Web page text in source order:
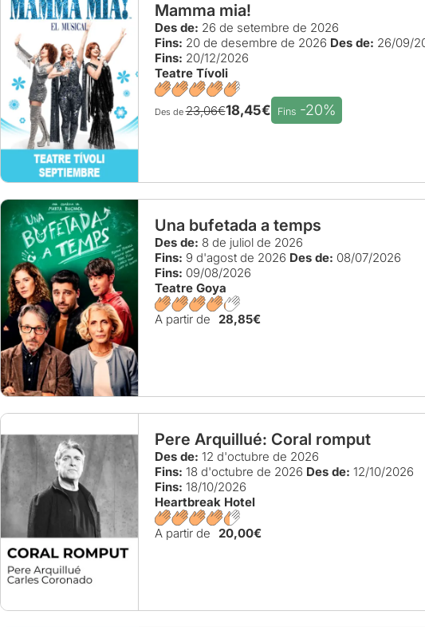
Mamma mia!
Des de: 26 de setembre de 2026
Fins: 20 de desembre de 2026 Des de: 26/09/
Fins: 20/12/2026
Teatre Tívoli
Des de23,06€18,45€ Fins -20%
Una bufetada a temps
Des de: 8 de juliol de 2026
Fins: 9 d'agost de 2026 Des de: 08/07/2026
Fins: 09/08/2026
Teatre Goya
A partir de 28,85€
Pere Arquillué: Coral romput
Des de: 12 d'octubre de 2026
Fins: 18 d'octubre de 2026 Des de: 12/10/2026
Fins: 18/10/2026
Heartbreak Hotel
A partir de 20,00€